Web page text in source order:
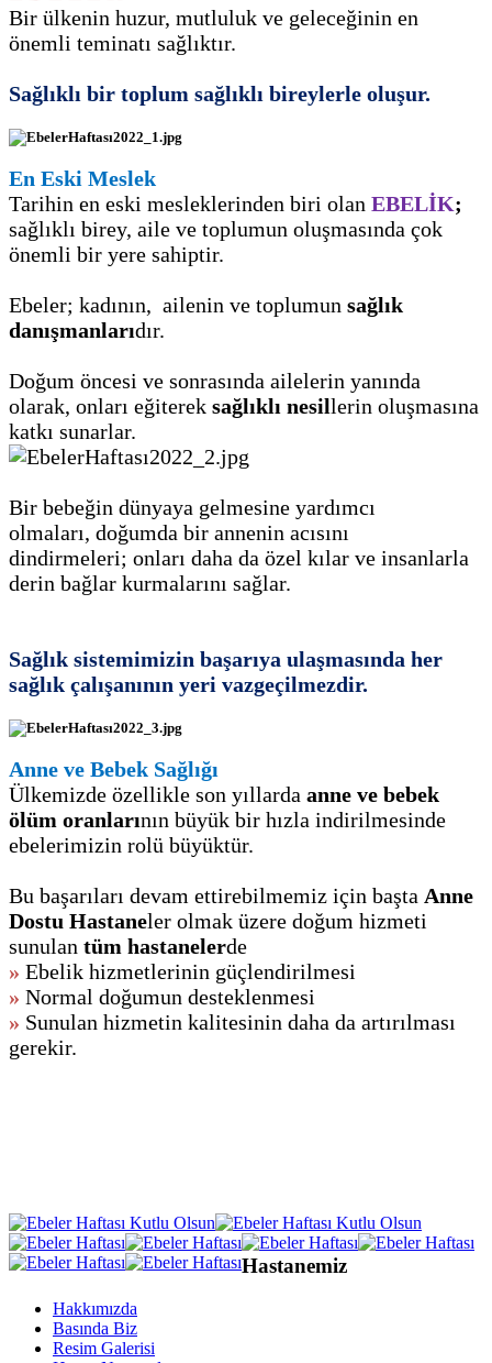
Bir ülkenin huzur, mutluluk ve geleceğinin en
önemli teminatı sağlıktır.
Sağlıklı bir toplum sağlıklı bireylerle oluşur.
En Eski Meslek
Tarihin en eski mesleklerinden biri olan EBELİK;
sağlıklı birey, aile ve toplumun oluşmasında çok
önemli bir yere sahiptir.
Ebeler; kadının, ailenin ve toplumun sağlık
danışmanlarıdır.
Doğum öncesi ve sonrasında ailelerin yanında
olarak, onları eğiterek sağlıklı nesillerin oluşmasına
katkı sunarlar.
Bir bebeğin dünyaya gelmesine yardımcı
olmaları, doğumda bir annenin acısını
dindirmeleri; onları daha da özel kılar ve insanlarla
derin bağlar kurmalarını sağlar.
Sağlık sistemimizin başarıya ulaşmasında her
sağlık çalışanının yeri vazgeçilmezdir.
Anne ve Bebek Sağlığı
Ülkemizde özellikle son yıllarda anne ve bebek
ölüm oranlarının büyük bir hızla indirilmesinde
ebelerimizin rolü büyüktür.
Bu başarıları devam ettirebilmemiz için başta Anne
Dostu Hastaneler olmak üzere doğum hizmeti
sunulan tüm hastanelerde
» Ebelik hizmetlerinin güçlendirilmesi
» Normal doğumun desteklenmesi
» Sunulan hizmetin kalitesinin daha da artırılması
gerekir.
Hastanemiz
Hakkımızda
Basında Biz
Resim Galerisi